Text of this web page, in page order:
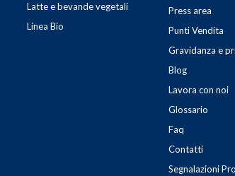
Latte e bevande vegetali
Linea Bio
Press area
Punti Vendita
Gravidanza e
Blog
Lavora con noi
Glossario
Faq
Contatti
Segnalazioni